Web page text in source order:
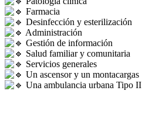
Farmacia
Desinfección y esterilización
Administración
Gestión de información
Salud familiar y comunitaria
Servicios generales
Un ascensor y un montacargas
Una ambulancia urbana Tipo II